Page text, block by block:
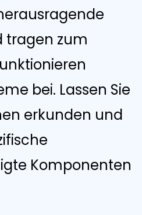
tragen zum
bei. Lassen Sie
erkunden und
Komponenten